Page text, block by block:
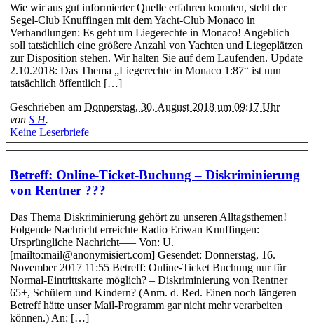
Wie wir aus gut informierter Quelle erfahren konnten, steht der
Segel-Club Knuffingen mit dem Yacht-Club Monaco in
Verhandlungen: Es geht um Liegerechte in Monaco! Angeblich
soll tatsächlich eine größere Anzahl von Yachten und Liegeplätzen
zur Disposition stehen. Wir halten Sie auf dem Laufenden. Update
2.10.2018: Das Thema „Liegerechte in Monaco 1:87“ ist nun
tatsächlich öffentlich […]
Geschrieben am Donnerstag, 30. August 2018 um 09:17 Uhr
von S H.
Keine Leserbriefe
Betreff: Online-Ticket-Buchung – Diskriminierung
von Rentner ???
Das Thema Diskriminierung gehört zu unseren Alltagsthemen!
Folgende Nachricht erreichte Radio Eriwan Knuffingen: —–
Ursprüngliche Nachricht—– Von: U.
[mailto:mail@anonymisiert.com] Gesendet: Donnerstag, 16.
November 2017 11:55 Betreff: Online-Ticket Buchung nur für
Normal-Eintrittskarte möglich? – Diskriminierung von Rentner
65+, Schülern und Kindern? (Anm. d. Red. Einen noch längeren
Betreff hätte unser Mail-Programm gar nicht mehr verarbeiten
können.) An: […]